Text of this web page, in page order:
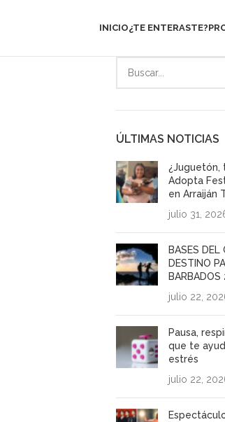
INICIO¿TE ENTERASTE?
ÚLTIMAS NOTICIAS
¿Juguetón,
Adopta
en Arraiján
julio 31,
BASES DEL
DESTINO
BARBADOS
julio 22,
Pausa,
que te
estrés
julio 22,